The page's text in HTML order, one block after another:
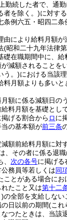
勤続した者で、通
者を除く。)に対す
条例六五・昭四二
由により給料月額
(昭和二十九年法律
礎在職期間中に、給
減額されることを
う。)における当該
料月額よりも多いと
額に係る減額日の
料月額を基礎として
掲げる割合から ロに
の基本額が前三条
額前給料月額に対
、その者に係る退職
次の各号に掲げる
務員等若しくは同
ことがある場合に
たこと又は第十二
)の全部を支給しな
日以前の期間(これ
つたときは、当該